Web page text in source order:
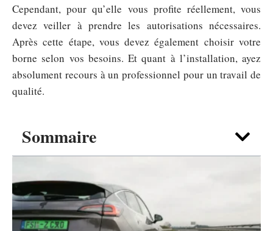
Sommaire
Cependant, pour qu’elle vous profite réellement, vous
devez veiller à prendre les autorisations nécessaires.
Après cette étape, vous devez également choisir votre
borne selon vos besoins. Et quant à l’installation, ayez
absolument recours à un professionnel pour un travail de
qualité.